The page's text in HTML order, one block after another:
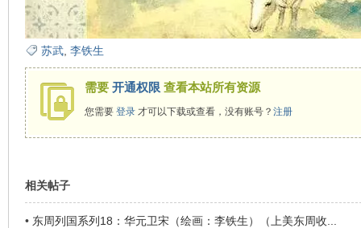
苏武, 李铁生
需要 开通权限 查看本站所有资源
您需要 登录才可以下载或查看，没有账号？ 注册
相关帖子
• 东周列国系列18：华元卫宋（绘画：李铁生）（上美东周收...